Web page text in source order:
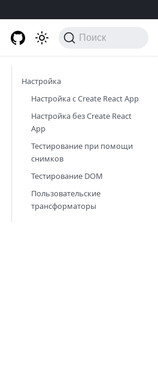
Поиск
Настройка
Настройка с Create React App
Настройка без Create React
App
Тестирование при помощи
снимков
Тестирование DOM
Пользовательские
трансформаторы